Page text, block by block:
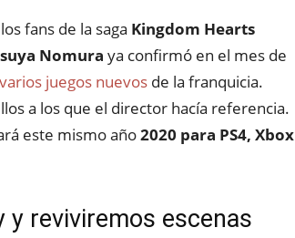
fans de la saga Kingdom Hearts
Nomura ya confirmó en el mes de
juegos nuevos de la franquicia.
a los que el director hacía referencia.
este mismo año2020 para PS4, Xbox
y reviviremos escenas